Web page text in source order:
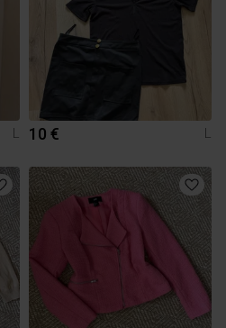
L 10 € L